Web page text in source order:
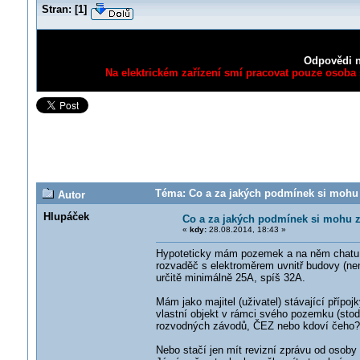
Stran: [1]
Odpovědi
Na elektrickém zařízení smí pracovat pouze
Autor
Téma: Co a za jakých podmínek si
Hlupáček
Co a za jakých podmínek si mohu
« kdy:28.08.2014, 18:43 »
Hypoteticky mám pozemek a na něm
rozvaděč s elektroměrem uvnitř budovy
určitě minimálně 25A, spíš 32A.
Mám jako majitel (uživatel) stávající
vlastní objekt v rámci svého pozemku
rozvodných závodů, ČEZ nebo kdoví
Nebo stačí jen mít revizní zprávu od